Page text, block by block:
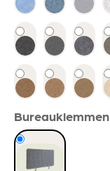
Bureauklemmen